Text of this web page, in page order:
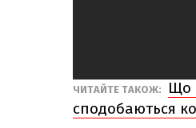
ЧИТАЙТЕ ТАКОЖ:
Що
сподобаються